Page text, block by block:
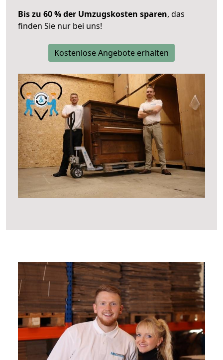
Bis zu 60 % der Umzugskosten sparen, das
finden Sie nur bei uns!
Kostenlose Angebote erhalten